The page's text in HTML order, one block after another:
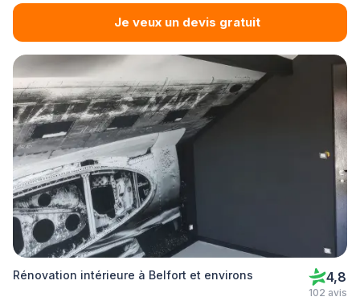
Je veux un devis gratuit
Rénovation intérieure à Belfort et environs 4,8
102 avis